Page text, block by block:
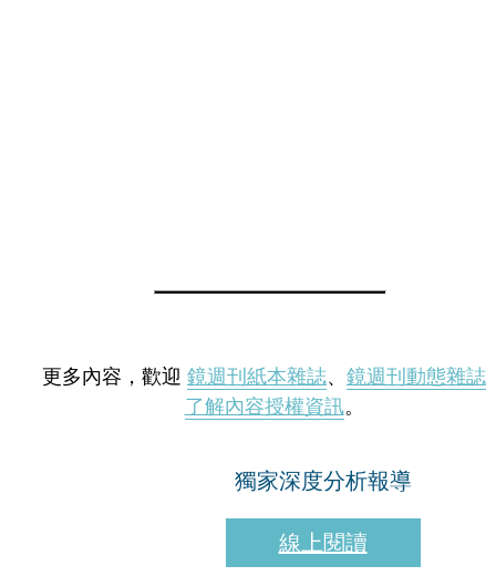
更多內容，歡迎 鏡週刊紙本雜誌、 鏡週刊動態雜誌
了解內容授權資訊。
獨家深度分析報導
線上閱讀